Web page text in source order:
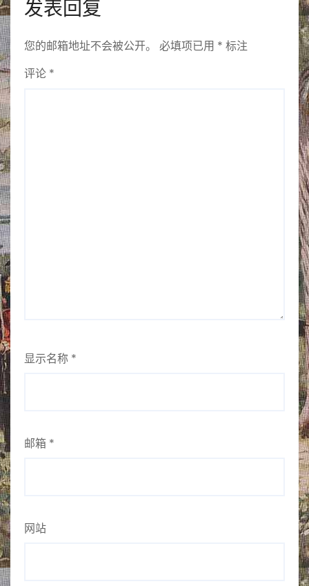
发表回复
您的邮箱地址不会被公开。 必填项已用 * 标注
评论 *
显示名称 *
邮箱 *
网站